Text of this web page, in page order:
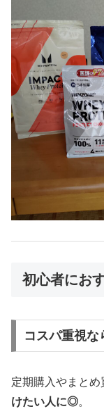
初心者にお
コスパ重視な
定期購入やまとめ
けたい人に◎。